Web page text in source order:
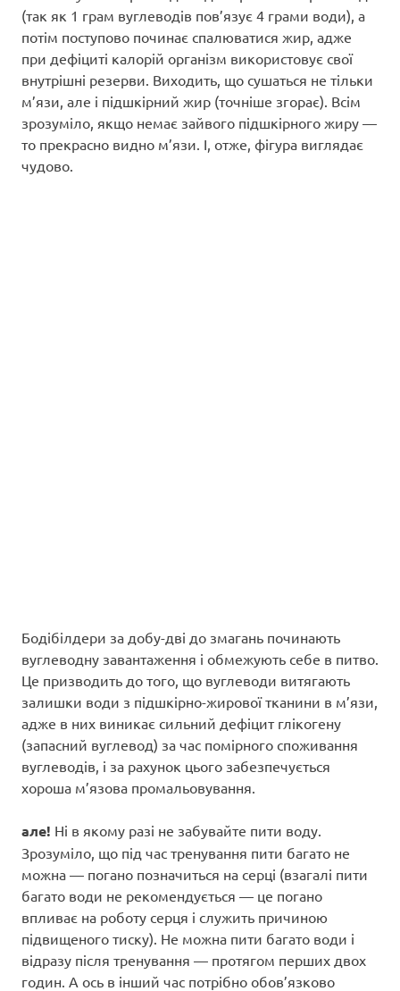
(так як 1 грам вуглеводів пов’язує 4 грами води), а
потім поступово починає спалюватися жир, адже
при дефіциті калорій організм використовує свої
внутрішні резерви. Виходить, що сушаться не тільки
м’язи, але і підшкірний жир (точніше згорає). Всім
зрозуміло, якщо немає зайвого підшкірного жиру —
то прекрасно видно м’язи. І, отже, фігура виглядає
чудово.
Бодібілдери за добу-дві до змагань починають
вуглеводну завантаження і обмежують себе в питво.
Це призводить до того, що вуглеводи витягають
залишки води з підшкірно-жирової тканини в м’язи,
адже в них виникає сильний дефіцит глікогену
(запасний вуглевод) за час помірного споживання
вуглеводів, і за рахунок цього забезпечується
хороша м’язова промальовування.
але! Ні в якому разі не забувайте пити воду.
Зрозуміло, що під час тренування пити багато не
можна — погано позначиться на серці (взагалі пити
багато води не рекомендується — це погано
впливає на роботу серця і служить причиною
підвищеного тиску). Не можна пити багато води і
відразу після тренування — протягом перших двох
годин. А ось в інший час потрібно обов’язково